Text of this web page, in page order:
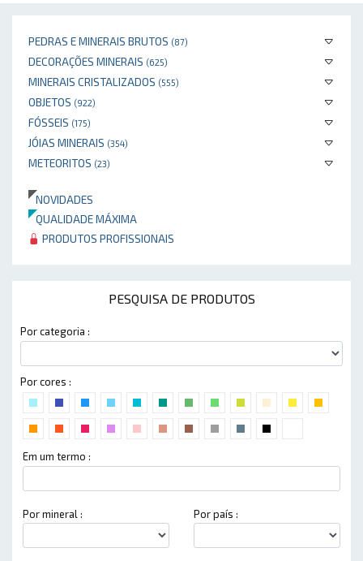
PEDRAS E MINERAIS BRUTOS (87)
DECORAÇÕES MINERAIS (625)
MINERAIS CRISTALIZADOS (555)
OBJETOS (922)
FÓSSEIS (175)
JÓIAS MINERAIS (354)
METEORITOS (23)
NOVIDADES
QUALIDADE MÁXIMA
PRODUTOS PROFISSIONAIS
PESQUISA DE PRODUTOS
Por categoria :
Por cores :
Em um termo :
Por mineral : Por país :